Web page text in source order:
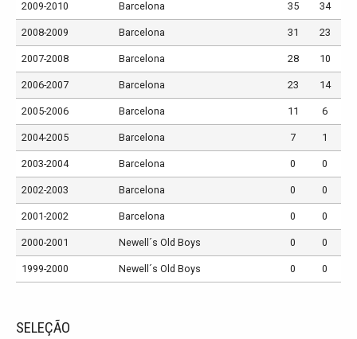
2009-2010 Barcelona 35 34
2008-2009 Barcelona 31 23
2007-2008 Barcelona 28 10
2006-2007 Barcelona 23 14
2005-2006 Barcelona 11 6
2004-2005 Barcelona 7 1
2003-2004 Barcelona 0 0
2002-2003 Barcelona 0 0
2001-2002 Barcelona 0 0
2000-2001 Newell´s Old Boys 0 0
1999-2000 Newell´s Old Boys 0 0
SELEÇÃO